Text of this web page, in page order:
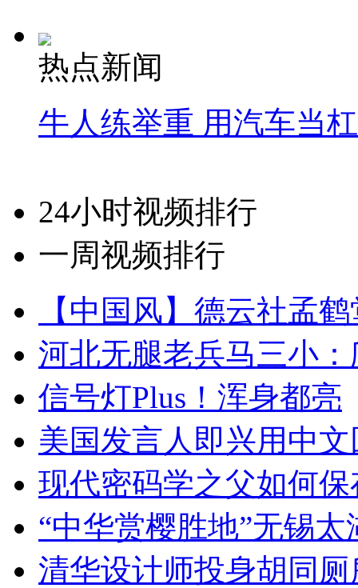
热点新闻
牛人练举重 用汽车当
24小时视频排行
一周视频排行
【中国风】德云社孟
河北无腿老兵马三小
信号灯Plus！浑身都亮
美国发言人即兴用中
现代密码学之父如何
“中华赏樱胜地”无锡
清华设计师投身胡同